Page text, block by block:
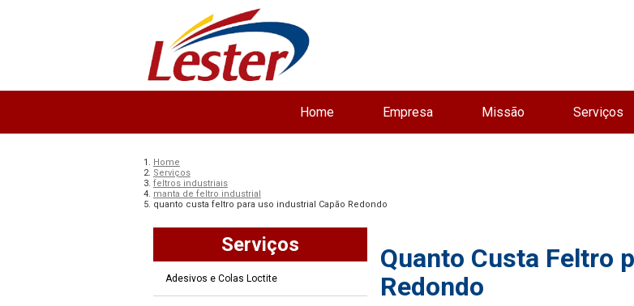
Home Empresa Missão Serviços
Home
Serviços
feltros industriais
manta de feltro industrial
quanto custa feltro para uso industrial Capão Redondo
Serviços
Adesivos e Colas Loctite
Quanto Custa Feltro
Redondo